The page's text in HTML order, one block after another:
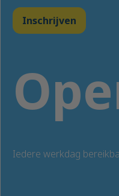
Iedere werkdag
Inschrijven